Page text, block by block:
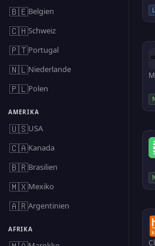
🇧🇪Belgien
🇨🇭Schweiz
🇵🇹Portugal
🇳🇱Niederlande
🇵🇱Polen
AMERIKA
🇺🇸USA
🇨🇦Kanada
🇧🇷Brasilien
🇲🇽Mexiko
🇦🇷Argentinien
AFRIKA